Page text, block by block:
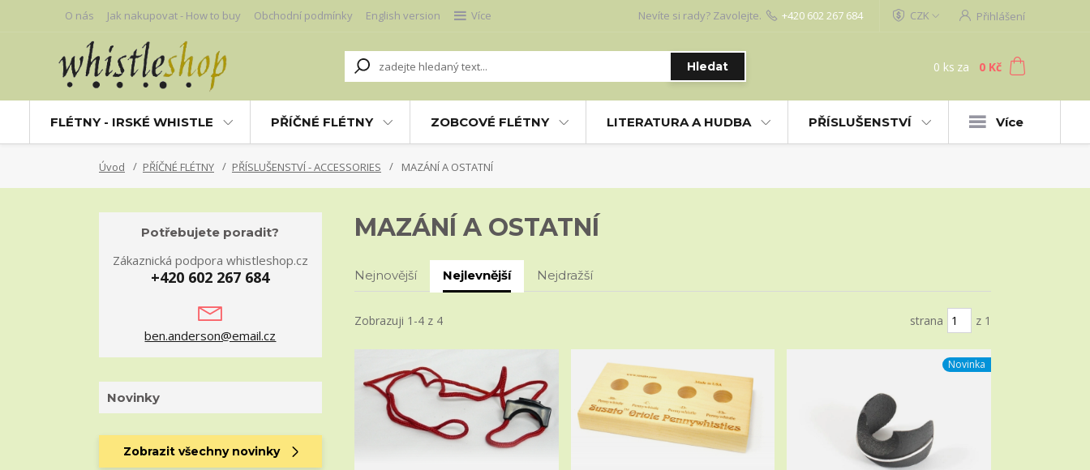
O nás Jak nakupovat - How to buy Obchodní podmínky English version Více CZK Přihlášení
Hledat
Nevíte si rady? Zavolejte. +420 602 267 684
0 ks za 0 Kč
FLÉTNY - IRSKÉ WHISTLE PŘÍČNÉ FLÉTNY ZOBCOVÉ FLÉTNY LITERATURA A HUDBA PŘÍSLUŠENSTVÍ Více
Úvod PŘÍČNÉ FLÉTNY PŘÍSLUŠENSTVÍ - ACCESSORIES MAZÁNÍ A OSTATNÍ
MAZÁNÍ A OSTATNÍ
Nejnovější Nejlevnější Nejdražší
Zobrazuji 1-4 z 4 strana z 1
Novinka
Potřebujete poradit?
Zákaznická podpora whistleshop.cz
+420 602 267 684
ben.anderson@email.cz
Novinky
Zobrazit všechny novinky